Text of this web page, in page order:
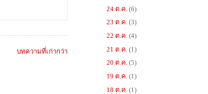
บทความที่เก่ากว่า
24 ต.ค. (6)
23 ต.ค. (3)
22 ต.ค. (4)
21 ต.ค. (1)
20 ต.ค. (5)
19 ต.ค. (1)
18 ต.ค. (1)